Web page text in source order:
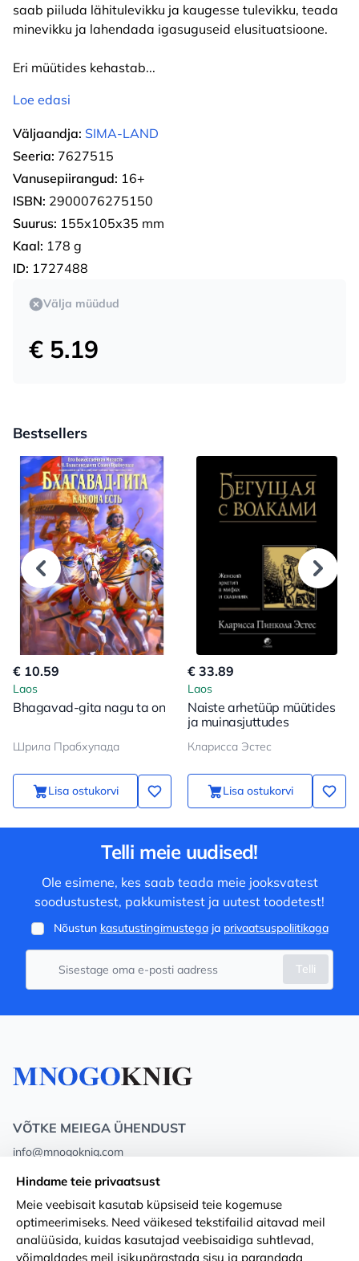
saab piiluda lähitulevikku ja kaugesse tulevikku, teada
minevikku ja lahendada igasuguseid elusituatsioone.
Eri müütides kehastab...
Loe edasi
Väljaandja: SIMA-LAND
Seeria: 7627515
Vanusepiirangud: 16+
ISBN: 2900076275150
Suurus: 155х105х35 mm
Kaal: 178 g
ID: 1727488
Välja müüdud
€ 5.19
Bestsellers
€ 10.59
Laos
Bhagavad-gita nagu ta on
Шрила Прабхупада
Lisa ostukorvi
€ 33.89
Laos
Naiste arhetüüp müütides
ja muinasjuttudes
Кларисса Эстес
Lisa ostukorvi
Telli meie uudised!
Ole esimene, kes saab teada meie jooksvatest
soodustustest, pakkumistest ja uutest toodetest!
Nõustun kasutustingimustegaja privaatsuspoliitikaga
Telli
VÕTKE MEIEGA ÜHENDUST
info@mnogoknig.com
Rīga, Augusta Deglava 69d, LV-1082
Meist Privacy Policy
Hindame teie privaatsust
Meie veebisait kasutab küpsiseid teie kogemuse
optimeerimiseks. Need väikesed tekstifailid aitavad meil
analüüsida, kuidas kasutajad veebisaidiga suhtlevad,
võimaldades meil isikupärastada sisu ja parandada